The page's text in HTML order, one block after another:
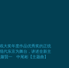
大奖年度作品优秀奖的正统
代东京为舞台，讲述全新主
賢一 中尾彬【主题曲】